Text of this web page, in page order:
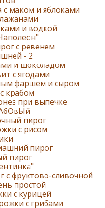
с маком и яблоками
и водкой
с ревенем
- 2
и шоколадом
с ягодами
фаршем и сыром
крабом
при выпечке
пирог
с рисом
пирог
пирог
с фруктово-сливочной
простой
с курицей
с грибами